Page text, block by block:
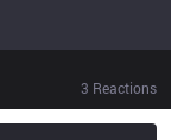
3 Reactions